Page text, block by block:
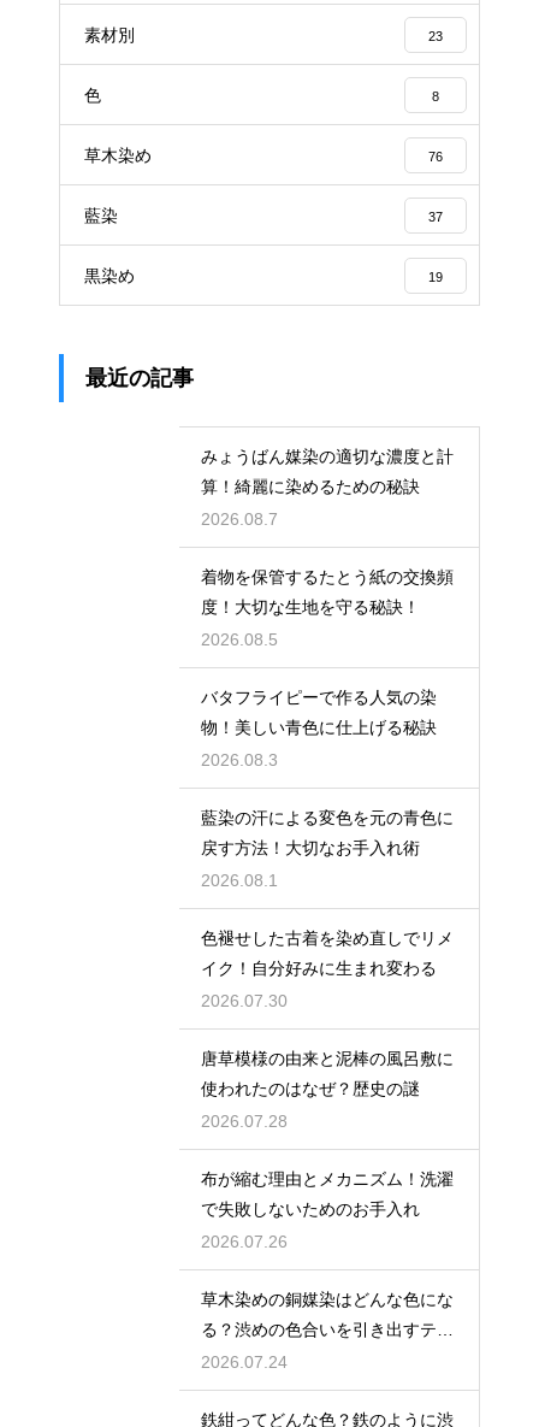
素材別 23
色 8
草木染め 76
藍染 37
黒染め 19
最近の記事
みょうばん媒染の適切な濃度と計
算！綺麗に染めるための秘訣
2026.08.7
着物を保管するたとう紙の交換頻
度！大切な生地を守る秘訣！
2026.08.5
バタフライピーで作る人気の染
物！美しい青色に仕上げる秘訣
2026.08.3
藍染の汗による変色を元の青色に
戻す方法！大切なお手入れ術
2026.08.1
色褪せした古着を染め直しでリメ
イク！自分好みに生まれ変わる
2026.07.30
唐草模様の由来と泥棒の風呂敷に
使われたのはなぜ？歴史の謎
2026.07.28
布が縮む理由とメカニズム！洗濯
で失敗しないためのお手入れ
2026.07.26
草木染めの銅媒染はどんな色にな
る？渋めの色合いを引き出すテク
ニック
2026.07.24
鉄紺ってどんな色？鉄のように渋